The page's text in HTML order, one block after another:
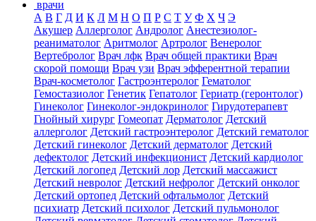
врачи
А В Г Д И К Л М Н О П Р С Т У Ф Х Ч Э
Акушер Аллерголог Андролог Анестезиолог-
реаниматолог Аритмолог Артролог Венеролог
Вертебролог Врач лфк Врач общей практики Врач
скорой помощи Врач узи Врач эфферентной терапии
Врач-косметолог Гастроэнтеролог Гематолог
Гемостазиолог Генетик Гепатолог Гериатр (геронтолог)
Гинеколог Гинеколог-эндокринолог Гирудотерапевт
Гнойный хирург Гомеопат Дерматолог Детский
аллерголог Детский гастроэнтеролог Детский гематолог
Детский гинеколог Детский дерматолог Детский
дефектолог Детский инфекционист Детский кардиолог
Детский логопед Детский лор Детский массажист
Детский невролог Детский нефролог Детский онколог
Детский ортопед Детский офтальмолог Детский
психиатр Детский психолог Детский пульмонолог